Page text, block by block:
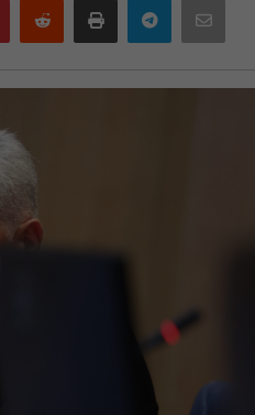
PinterestReddit Print Telegram